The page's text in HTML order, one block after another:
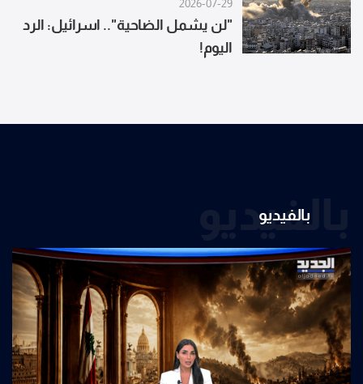
2026-07-29
"لن يشمل الضاحية".. اسرائيل: الرد
اليوم!
بالفيديو
بالفيديو